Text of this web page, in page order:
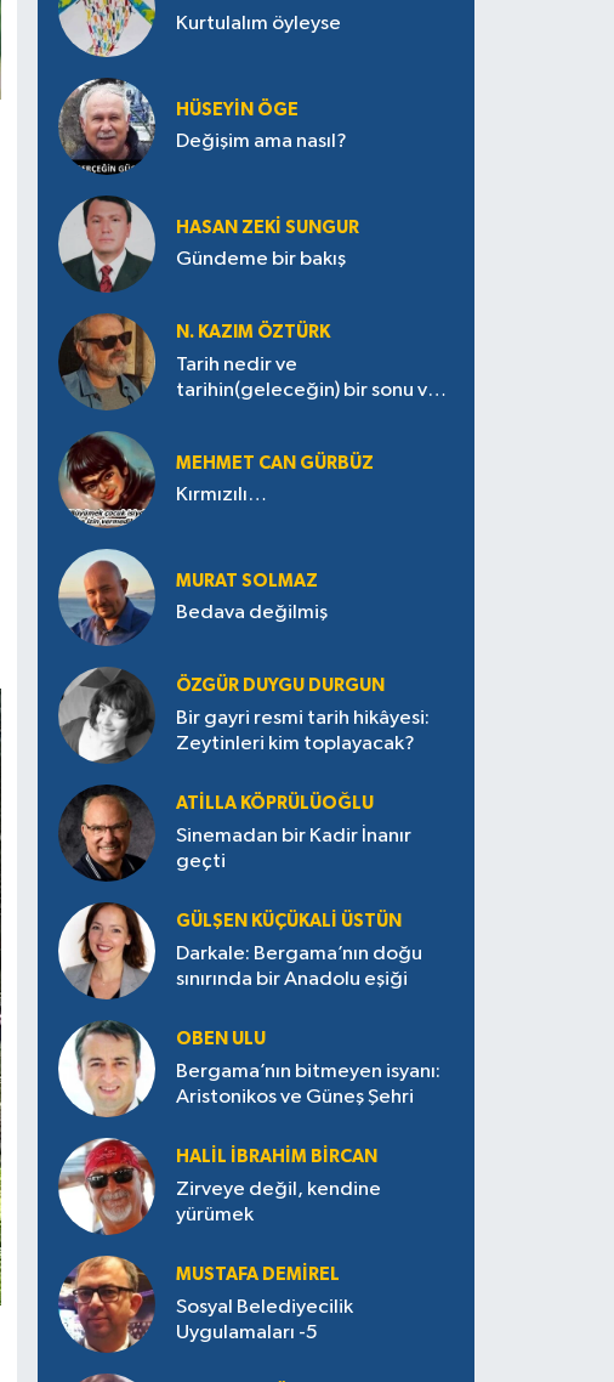
Kurtulalım öyleyse
HÜSEYIN ÖGE
Değişim ama nasıl?
HASAN ZEKI SUNGUR
Gündeme bir bakış
N. KAZIM ÖZTÜRK
Tarih nedir ve
tarihin(geleceğin) bir sonu var
MEHMET CAN GÜRBÜZ
Kırmızılı…
MURAT SOLMAZ
Bedava değilmiş
ÖZGÜR DUYGU DURGUN
Bir gayri resmi tarih hikâyesi:
Zeytinleri kim toplayacak?
ATILLA KÖPRÜLÜOĞLU
Sinemadan bir Kadir İnanır
geçti
GÜLŞEN KÜÇÜKALI ÜSTÜN
Darkale: Bergama’nın doğu
sınırında bir Anadolu eşiği
OBEN ULU
Bergama’nın bitmeyen isyanı:
Aristonikos ve Güneş Şehri
HALIL İBRAHIM BIRCAN
Zirveye değil, kendine
yürümek
MUSTAFA DEMIREL
Sosyal Belediyecilik
Uygulamaları -5